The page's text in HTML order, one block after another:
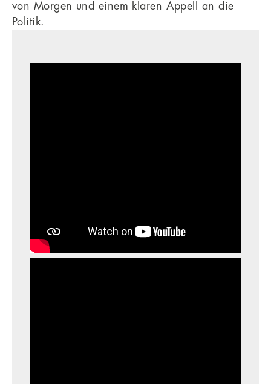
von Morgen und einem klaren Appell an die
Politik.